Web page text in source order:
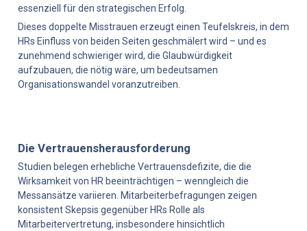
essenziell für den strategischen Erfolg.
Dieses doppelte Misstrauen erzeugt einen Teufelskreis, in dem
HRs Einfluss von beiden Seiten geschmälert wird – und es
zunehmend schwieriger wird, die Glaubwürdigkeit
aufzubauen, die nötig wäre, um bedeutsamen
Organisationswandel voranzutreiben.
Die Vertrauensherausforderung
Studien belegen erhebliche Vertrauensdefizite, die die
Wirksamkeit von HR beeinträchtigen – wenngleich die
Messansätze variieren. Mitarbeiterbefragungen zeigen
konsistent Skepsis gegenüber HRs Rolle als
Mitarbeitervertretung, insbesondere hinsichtlich